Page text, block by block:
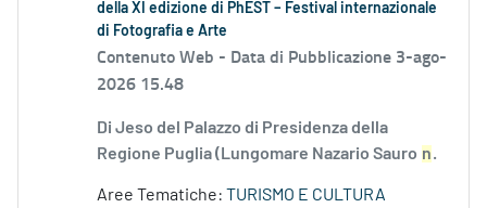
della XI edizione di PhEST – Festival internazionale
di Fotografia e Arte
Contenuto Web - Data di Pubblicazione 3-ago-
2026 15.48
Di Jeso del Palazzo di Presidenza della
Regione Puglia (Lungomare Nazario Sauro n.
Aree Tematiche: TURISMO E CULTURA